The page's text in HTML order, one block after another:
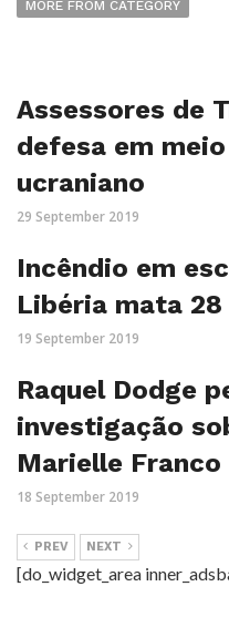
MORE FROM CATEGORY
Assessores de
defesa em
ucraniano
29 September 2019
Incêndio em
Libéria mata 28
19 September 2019
Raquel Dodge
investigação
Marielle Franco
18 September 2019
PREV NEXT
[do_widget_area